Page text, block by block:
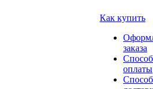
Как купить
заказа
оплаты